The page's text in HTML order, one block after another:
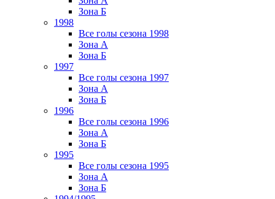
Зона Б
1998
Все голы сезона 1998
Зона А
Зона Б
1997
Все голы сезона 1997
Зона А
Зона Б
1996
Все голы сезона 1996
Зона А
Зона Б
1995
Все голы сезона 1995
Зона А
Зона Б